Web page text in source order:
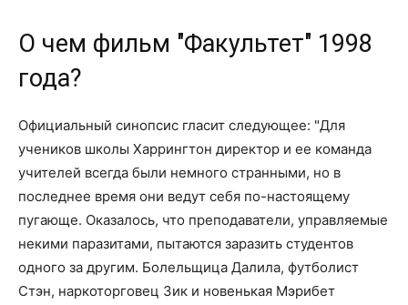
О чем фильм "Факультет" 1998
года?
Официальный синопсис гласит следующее: "Для
учеников школы Харрингтон директор и ее команда
учителей всегда были немного странными, но в
последнее время они ведут себя по-настоящему
пугающе. Оказалось, что преподаватели, управляемые
некими паразитами, пытаются заразить студентов
одного за другим. Болельщица Далила, футболист
Стэн, наркоторговец Зик и новенькая Мэрибет